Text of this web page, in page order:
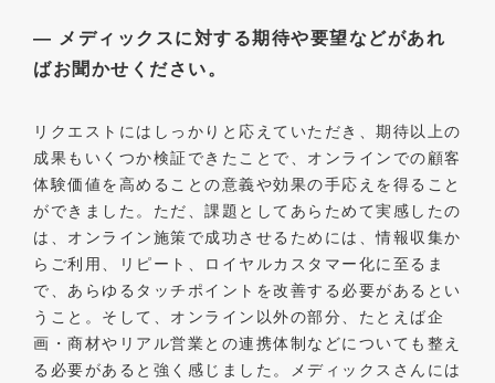
― メディックスに対する期待や要望などがあれ
ばお聞かせください。
リクエストにはしっかりと応えていただき、期待以上の
成果もいくつか検証できたことで、オンラインでの顧客
体験価値を高めることの意義や効果の手応えを得ること
ができました。ただ、課題としてあらためて実感したの
は、オンライン施策で成功させるためには、情報収集か
らご利用、リピート、ロイヤルカスタマー化に至るま
で、あらゆるタッチポイントを改善する必要があるとい
うこと。そして、オンライン以外の部分、たとえば企
画・商材やリアル営業との連携体制などについても整え
る必要があると強く感じました。メディックスさんには